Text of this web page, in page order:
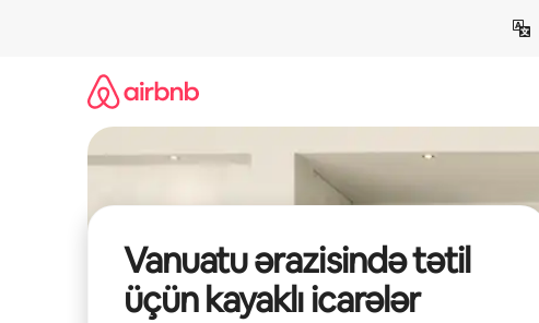
Vanuatu ərazisində tətil
üçün kayaklı icarələr